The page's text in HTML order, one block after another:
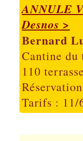
ANNULE
Desnos >
Bernard
Cantine du
110
Tarifs : 11/